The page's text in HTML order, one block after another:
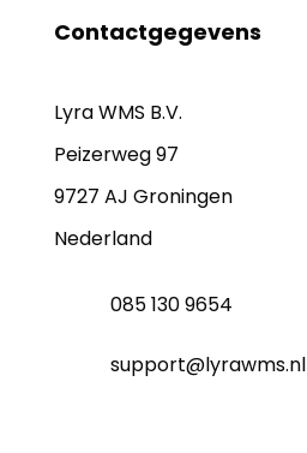
Contactgegevens
Lyra WMS B.V.
Peizerweg 97
9727 AJ Groningen
Nederland
085 130 9654
support@lyrawms.nl